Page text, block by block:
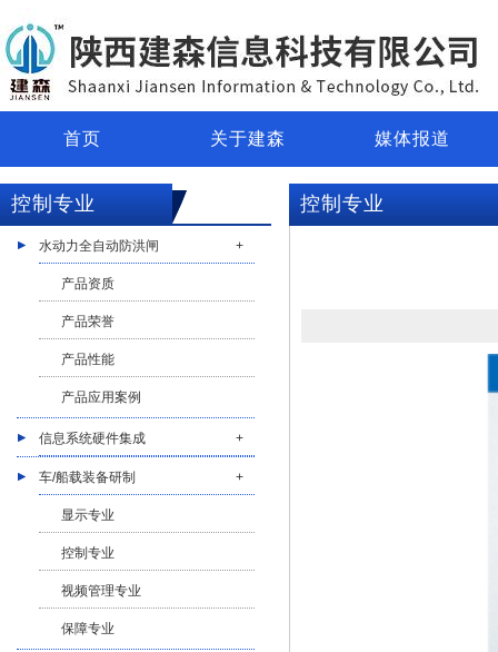
首页 关于建森 媒体报道
控制专业
水动力全自动防洪闸 +
产品资质
产品荣誉
产品性能
产品应用案例
信息系统硬件集成 +
车/船载装备研制 +
显示专业
控制专业
视频管理专业
保障专业
控制专业